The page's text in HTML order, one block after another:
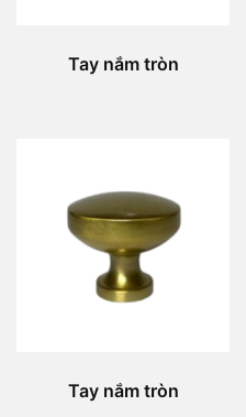
Tay nắm tròn
Tay nắm tròn